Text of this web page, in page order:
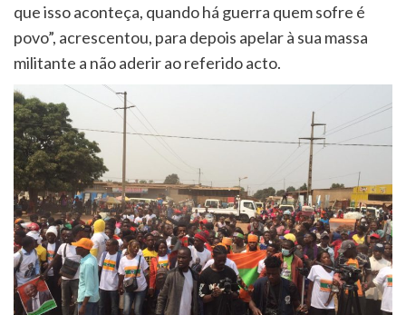
que isso aconteça, quando há guerra quem sofre é
povo”, acrescentou, para depois apelar à sua massa
militante a não aderir ao referido acto.